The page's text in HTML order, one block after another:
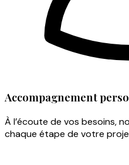
Accompagnement
À l’écoute de vos besoins,
chaque étape de votre